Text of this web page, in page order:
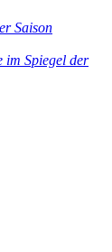
Saison
im Spiegel der